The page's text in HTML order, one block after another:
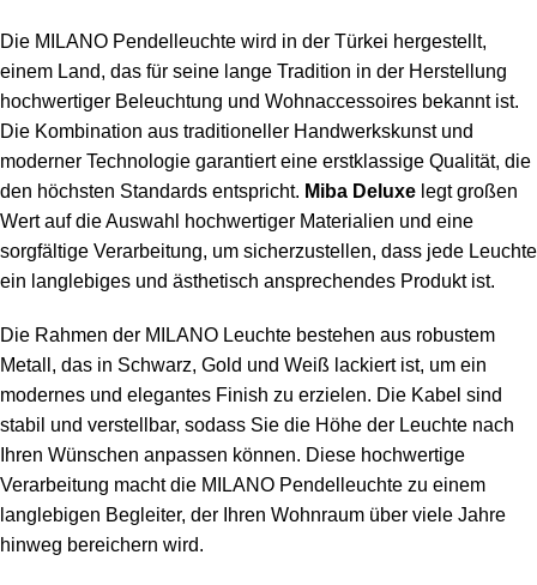
Die MILANO Pendelleuchte wird in der Türkei hergestellt,
einem Land, das für seine lange Tradition in der Herstellung
hochwertiger Beleuchtung und Wohnaccessoires bekannt ist.
Die Kombination aus traditioneller Handwerkskunst und
moderner Technologie garantiert eine erstklassige Qualität, die
den höchsten Standards entspricht. Miba Deluxe legt großen
Wert auf die Auswahl hochwertiger Materialien und eine
sorgfältige Verarbeitung, um sicherzustellen, dass jede Leuchte
ein langlebiges und ästhetisch ansprechendes Produkt ist.
Die Rahmen der MILANO Leuchte bestehen aus robustem
Metall, das in Schwarz, Gold und Weiß lackiert ist, um ein
modernes und elegantes Finish zu erzielen. Die Kabel sind
stabil und verstellbar, sodass Sie die Höhe der Leuchte nach
Ihren Wünschen anpassen können. Diese hochwertige
Verarbeitung macht die MILANO Pendelleuchte zu einem
langlebigen Begleiter, der Ihren Wohnraum über viele Jahre
hinweg bereichern wird.